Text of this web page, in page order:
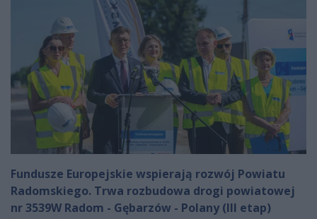
Fundusze Europejskie wspierają rozwój Powiatu
Radomskiego. Trwa rozbudowa drogi powiatowej
nr 3539W Radom - Gębarzów - Polany (III etap)